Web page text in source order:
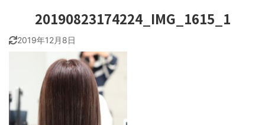
20190823174224_IMG_1615_1
2019年12月8日